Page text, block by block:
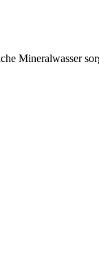
Mineralwasser